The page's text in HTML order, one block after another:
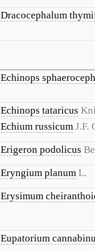
Dracocephalum
Echinops
Echinops tataricus
Echium russicum J.F.
Erigeron podolicus
Eryngium planum L.
Erysimum
Eupatorium